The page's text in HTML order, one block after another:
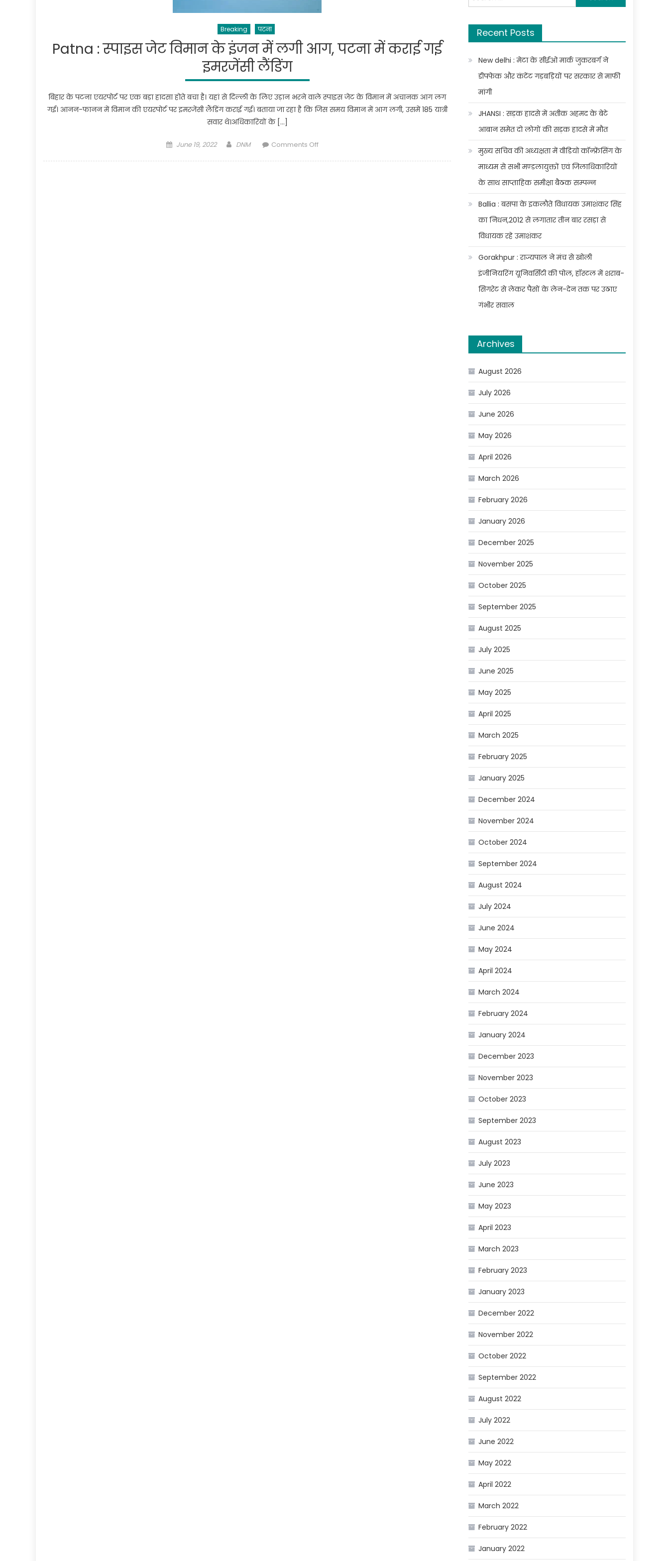
Breaking पटना
Patna : स्पाइस जेट विमान के इंजन में लगी आग, पटना में कराई गई
इमरजेंसी लैंडिंग
बिहार के पटना एयरपोर्ट पर एक बड़ा हादसा होते बचा है। यहां से दिल्ली के लिए उड़ान भरने वाले स्पाइस जेट के विमान में अचानक आग लग
गई। आनन-फानन में विमान की एयरपोर्ट पर इमरजेंसी लैंडिंग कराई गई। बताया जा रहा है कि जिस समय विमान में आग लगी, उसमें 185 यात्री
सवार थे।अधिकारियों के […]
Posted
June 19, 2022 Author
DNM Comments Offon
for:
Recent Posts
New delhi : मेटा के सीईओ मार्क जुकरबर्ग ने
डीपफेक और कंटेंट गड़बड़ियों पर सरकार से माफी
मांगी
JHANSI : सड़क हादसे में अतीक अहमद के बेटे
आबान समेत दो लोगों की सड़क हादसे में मौत
मुख्य सचिव की अध्यक्षता में वीडियो कॉन्फ्रेंसिंग के
माध्यम से सभी मण्डलायुक्तों एवं जिलाधिकारियों
के साथ साप्ताहिक समीक्षा बैठक सम्पन्न
Ballia : बसपा के इकलौते विधायक उमाशंकर सिंह
का निधन,2012 से लगातार तीन बार रसड़ा से
विधायक रहे उमाशंकर
Gorakhpur : राज्यपाल ने मंच से खोली
इंजीनियरिंग यूनिवर्सिटी की पोल, हॉस्टल में शराब-
सिगरेट से लेकर पैसों के लेन-देन तक पर उठाए
गंभीर सवाल
Archives
August 2026
July 2026
June 2026
May 2026
April 2026
March 2026
February 2026
January 2026
December 2025
November 2025
October 2025
September 2025
August 2025
July 2025
June 2025
May 2025
April 2025
March 2025
February 2025
January 2025
December 2024
November 2024
October 2024
September 2024
August 2024
July 2024
June 2024
May 2024
April 2024
March 2024
February 2024
January 2024
December 2023
November 2023
October 2023
September 2023
August 2023
July 2023
June 2023
May 2023
April 2023
March 2023
February 2023
January 2023
December 2022
November 2022
October 2022
September 2022
August 2022
July 2022
June 2022
May 2022
April 2022
March 2022
February 2022
January 2022